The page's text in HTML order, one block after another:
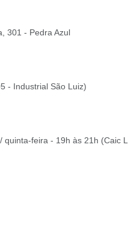
301 - Pedra Azul
- Industrial São Luiz)
feira - 19h às 21h (Caic